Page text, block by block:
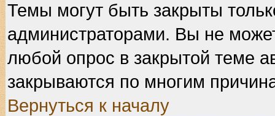
Темы могут быть закрыты
администраторами. Вы не
любой опрос в закрытой теме
закрываются по многим
Вернуться к началу